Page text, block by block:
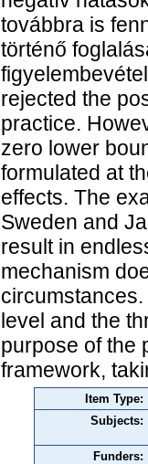
továbbra is
történő
rejected the
practice.
zero lower
formulated at
effects. The
Sweden and
result in
mechanism
level and the
purpose of the
framework,
Item Type:
Subjects:
Funders: